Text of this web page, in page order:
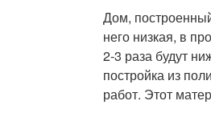
Дом,
него низкая, в
2-3 раза будут
постройка из
работ. Этот